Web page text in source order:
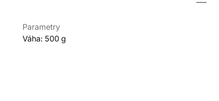
Parametry
Váha: 500 g